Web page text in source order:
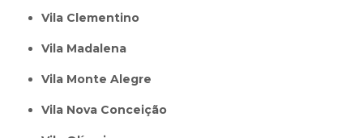
Vila Clementino
Vila Madalena
Vila Monte Alegre
Vila Nova Conceição